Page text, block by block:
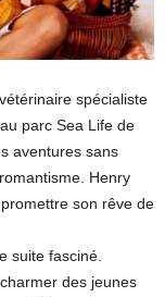
spécialiste
parc Sea Life de
aventures sans
Henry
son rêve de
suite fasciné.
des jeunes